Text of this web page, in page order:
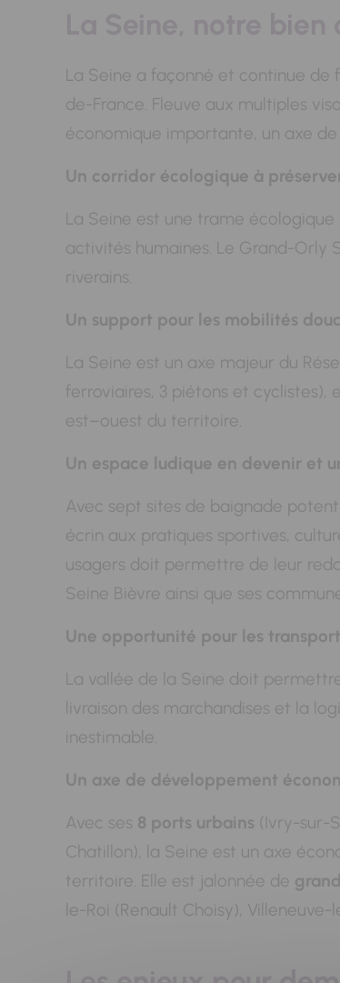
La Seine a façonné et continue de
de-France. Fleuve aux multiples
économique importante, un axe
Un corridor écologique à
La Seine est une trame
activités humaines. Le Grand-Orly
riverains.
Un support pour les mobilités
La Seine est un axe majeur du
ferroviaires, 3 piétons et
est–ouest du territoire.
Un espace ludique en devenir et
Avec sept sites de baignade
écrin aux pratiques sportives,
usagers doit permettre de leur
Seine Bièvre ainsi que ses
Une opportunité pour les
La vallée de la Seine doit
livraison des marchandises et la
inestimable.
Un axe de développement
Avec ses 8 ports urbains (Ivry-sur-
Chatillon), la Seine est un axe
territoire. Elle est jalonnée de
le-Roi (Renault Choisy),